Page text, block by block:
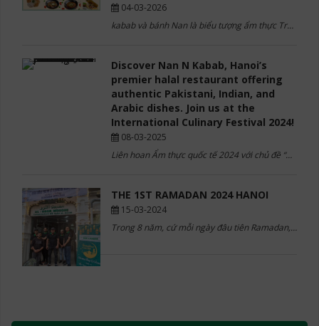
04-03-2026
kabab và bánh Nan là biểu tượng ẩm thực Trung Đông, mang trong mình lịch sử lâu đời và triết lý ...
Discover Nan N Kabab, Hanoi’s
premier halal restaurant offering
authentic Pakistani, Indian, and
Arabic dishes. Join us at the
International Culinary Festival 2024!
08-03-2025
Liên hoan Ẩm thực quốc tế 2024 với chủ đề “Ẩm thực kết nối” đã khai mạc sáng nay tại khu ...
THE 1ST RAMADAN 2024 HANOI
15-03-2024
Trong 8 năm, cứ mỗi ngày đâu tiên Ramadan, Nhà hàng Nan n Kabab đều phục vụ bữa Iftar cho cộng ...